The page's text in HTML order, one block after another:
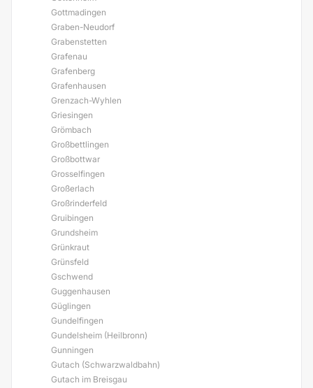
Gottmadingen
Graben-Neudorf
Grabenstetten
Grafenau
Grafenberg
Grafenhausen
Grenzach-Wyhlen
Griesingen
Grömbach
Großbettlingen
Großbottwar
Grosselfingen
Großerlach
Großrinderfeld
Gruibingen
Grundsheim
Grünkraut
Grünsfeld
Gschwend
Guggenhausen
Güglingen
Gundelfingen
Gundelsheim (Heilbronn)
Gunningen
Gutach (Schwarzwaldbahn)
Gutach im Breisgau